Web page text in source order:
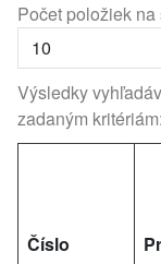
Počet položiek na
Výsledky
zadaným
Číslo